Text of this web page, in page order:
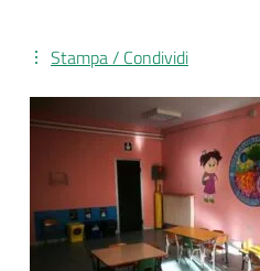
Stampa / Condividi